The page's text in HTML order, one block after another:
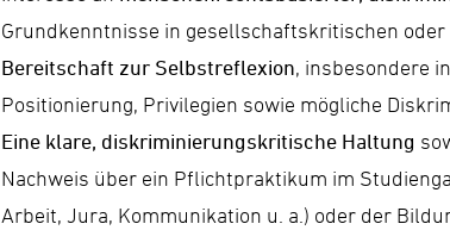
Grundkenntnisse in gesellschaftskritischen
Bereitschaft zur Selbstreflexion, insbesondere
Positionierung, Privilegien sowie mögliche
Eine klare, diskriminierungskritische Haltung
Nachweis über ein Pflichtpraktikum im
Arbeit, Jura, Kommunikation u. a.) oder der